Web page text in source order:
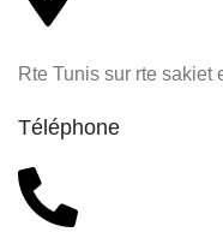
Rte Tunis sur rte sakiet
Téléphone